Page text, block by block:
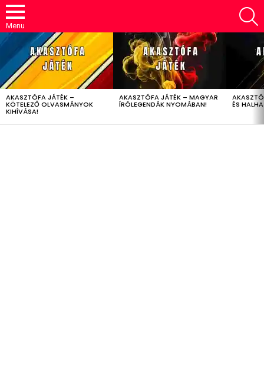
Menu
LATEST
STORIES
AKASZTÓFA JÁTÉK –
KÖTELEZŐ OLVASMÁNYOK
KIHÍVÁSA!
AKASZTÓFA JÁTÉK – MAGYAR
ÍRÓLEGENDÁK NYOMÁBAN! ÉS